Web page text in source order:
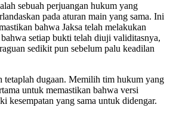
sebuah perjuangan hukum yang
pada aturan main yang sama. Ini
bahwa Jaksa telah melakukan
setiap bukti telah diuji validitasnya,
sedikit pun sebelum palu keadilan
tetaplah dugaan. Memilih tim hukum yang
untuk memastikan bahwa versi
kesempatan yang sama untuk didengar.